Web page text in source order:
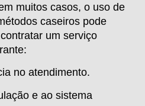
muitos casos, o uso de
caseiros pode
um serviço
no atendimento.
e ao sistema